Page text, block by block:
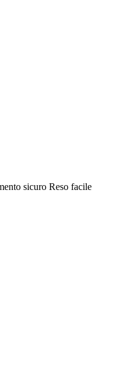
sicuro Reso facile